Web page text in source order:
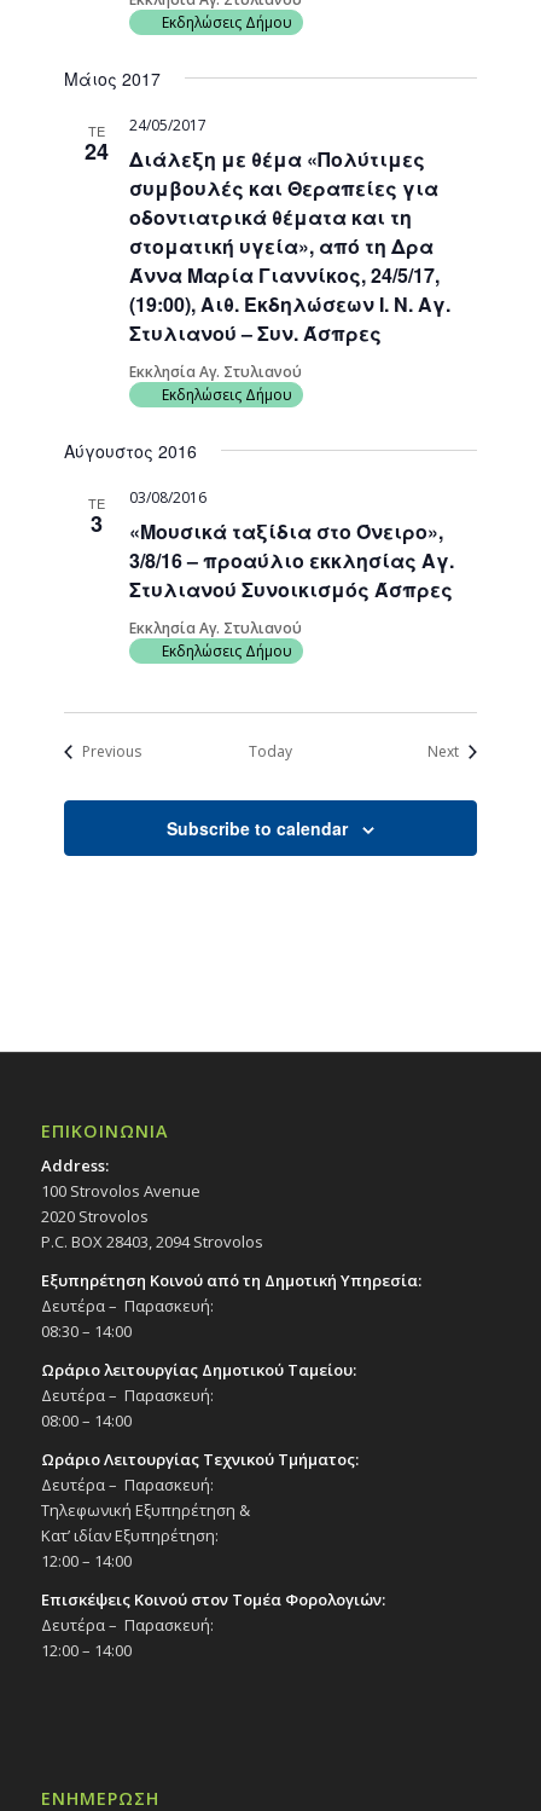
Εκδηλώσεις Δήμου
Μάιος 2017
ΤΕ
24
Διάλεξη με θέμα «Πολύτιμες
συμβουλές και Θεραπείες για
οδοντιατρικά θέματα και τη
στοματική υγεία», από τη Δρα
Άννα Μαρία Γιαννίκος, 24/5/17,
(19:00), Αιθ. Εκδηλώσεων I. Ν. Αγ.
Στυλιανού – Συν. Άσπρες
24/05/2017
Εκκλησία Αγ. Στυλιανού
Εκδηλώσεις Δήμου
Αύγουστος 2016
ΤΕ
3
«Μουσικά ταξίδια στο Όνειρο»,
3/8/16 – προαύλιο εκκλησίας Αγ.
Στυλιανού Συνοικισμός Άσπρες
03/08/2016
Εκκλησία Αγ. Στυλιανού
Εκδηλώσεις Δήμου
PreviousEvents Today NextEvents
Subscribe to calendar
ΕΠΙΚΟΙΝΩΝΙΑ
Address:
100 Strovolos Avenue
2020 Strovolos
P.C. BOX 28403, 2094 Strovolos
Εξυπηρέτηση Κοινού από τη Δημοτική Υπηρεσία:
Δευτέρα – Παρασκευή:
08:30 – 14:00
Ωράριο λειτουργίας Δημοτικού Ταμείου:
Δευτέρα – Παρασκευή:
08:00 – 14:00
Ωράριο Λειτουργίας Τεχνικού Τμήματος:
Δευτέρα – Παρασκευή:
Τηλεφωνική Εξυπηρέτηση &
Κατ’ ιδίαν Εξυπηρέτηση:
12:00 – 14:00
Επισκέψεις Κοινού στον Τομέα Φορολογιών:
Δευτέρα – Παρασκευή:
12:00 – 14:00
ΕΝΗΜΕΡΩΣΗ